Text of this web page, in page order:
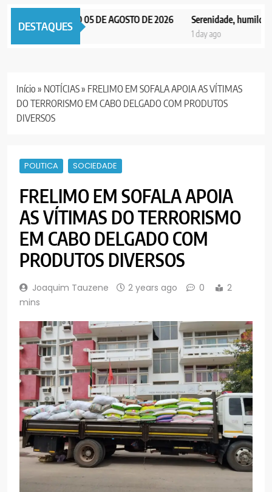
DESTAQUES
NOTICIAS EDIÇÃO 05 DE AGOSTO DE 2026 Serenidade, humildade
1 day ago
Início » NOTÍCIAS» FRELIMO EM SOFALA APOIA AS VÍTIMAS
DO TERRORISMO EM CABO DELGADO COM PRODUTOS
DIVERSOS
POLITICA SOCIEDADE
FRELIMO EM SOFALA APOIA
AS VÍTIMAS DO TERRORISMO
EM CABO DELGADO COM
PRODUTOS DIVERSOS
Joaquim Tauzene 2 years ago 0
2
mins